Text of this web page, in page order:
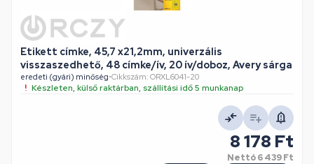
Etikett címke, 45,7 x21,2mm, univerzális
visszaszedhető, 48 címke/ív, 20 ív/doboz, Avery sárga
eredeti (gyári) minőség•Cikkszám: ORXL6041-20
Készleten, külső raktárban, szállítási idő 5 munkanap
8 178 Ft
Nettó6 439 Ft